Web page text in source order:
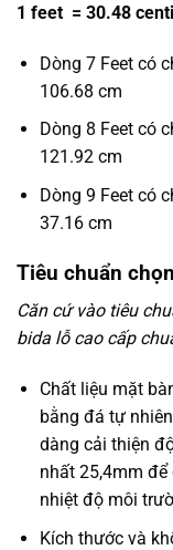
1 feet = 30.48
Dòng 7 Feet có
106.68 cm
Dòng 8 Feet có
121.92 cm
Dòng 9 Feet có
37.16 cm
Tiêu chuẩn
Căn cứ vào tiêu
bida lỗ cao cấp
Chất liệu mặt
bằng đá tự
dàng cải thiện
nhất 25,4mm
nhiệt độ môi
Kích thước và